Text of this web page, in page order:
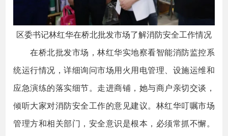
区委书记林红华在桥北批发市场了解消防安全工作情况
在桥北批发市场，林红华实地察看智能消防监控系
统运行情况，详细询问市场用火用电管理、设施运维和
应急演练的落实细节。走进商铺，她与商户亲切交谈，
倾听大家对消防安全工作的意见建议。林红华叮嘱市场
管理方和相关部门，安全意识是根本，必须常抓不懈。